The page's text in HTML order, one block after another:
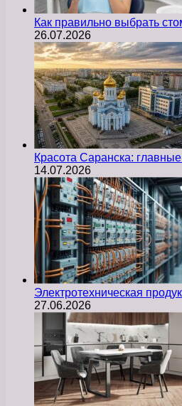
Как правильно выбрать
26.07.2026
Красота Саранска:
14.07.2026
Электротехническая
27.06.2026